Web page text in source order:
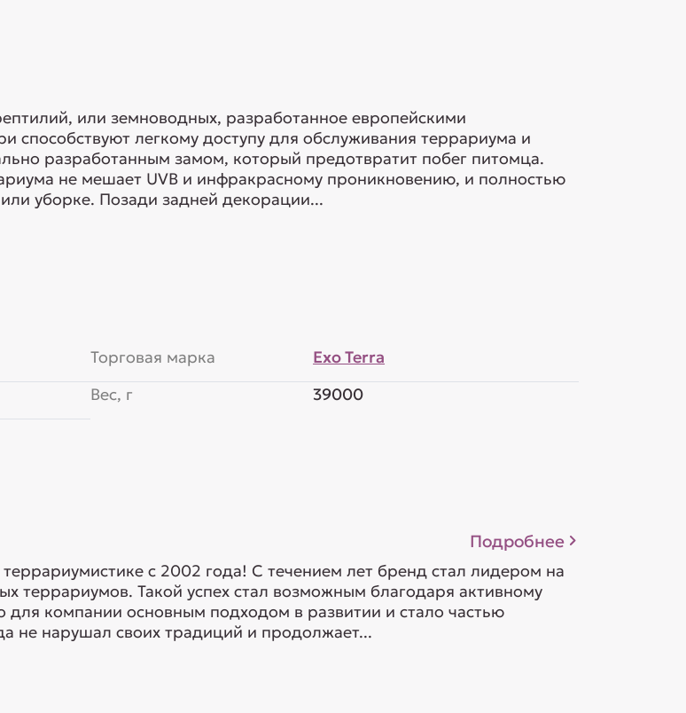
или земноводных, разработанное европейскими
легкому доступу для обслуживания террариума и
разработанным замом, который предотвратит побег питомца.
не мешает UVB и инфракрасному проникновению, и полностью
уборке. Позади задней декорации...
Торговая марка
Exo Terra
Вес, г
39000
Подробнее
с 2002 года! С течением лет бренд стал лидером на
террариумов. Такой успех стал возможным благодаря активному
для компании основным подходом в развитии и стало частью
не нарушал своих традиций и продолжает...